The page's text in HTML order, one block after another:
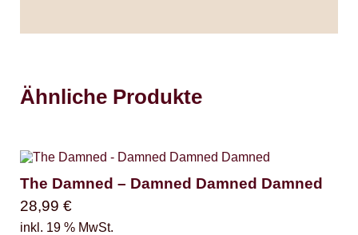
Ähnliche Produkte
The Damned – Damned Damned Damned
28,99 €
inkl. 19 % MwSt.